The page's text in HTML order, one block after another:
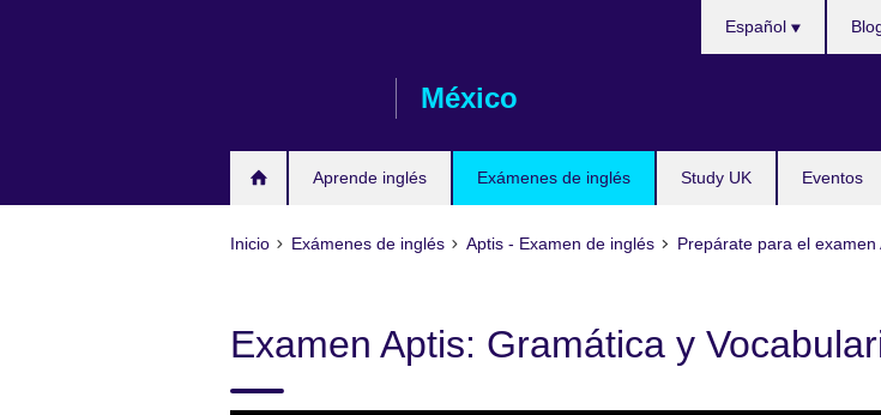
México
Aprende inglés Exámenes de inglés Study UK Eventos
Español
Inicio Exámenes de inglés Aptis - Examen de inglés Prepárate para el examen
Examen Aptis: Gramática y